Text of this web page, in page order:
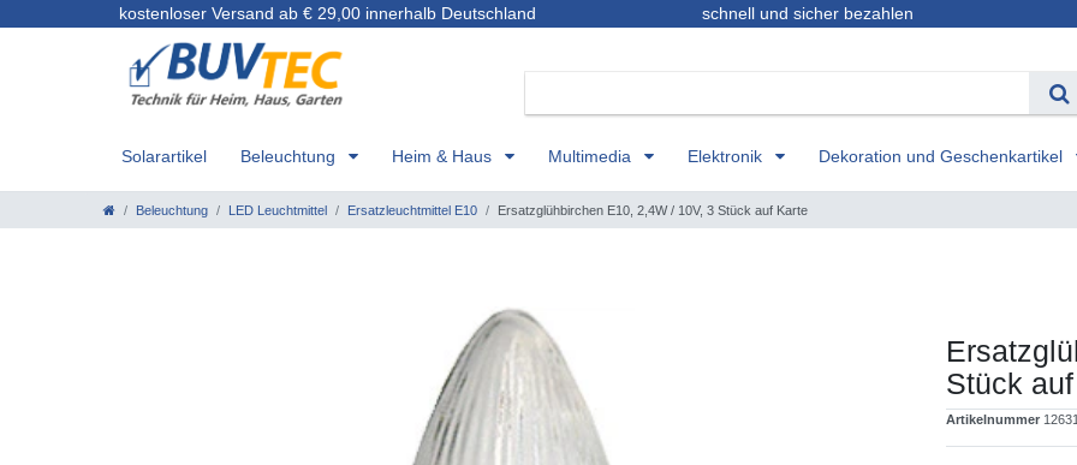
kostenloser Versand ab € 29,00 innerhalb Deutschland schnell und sicher bezahlen
Solarartikel Beleuchtung Heim & Haus Multimedia Elektronik Dekoration und Geschenkartikel
Beleuchtung LED Leuchtmittel Ersatzleuchtmittel E10 Ersatzglühbirchen E10, 2,4W / 10V, 3 Stück auf Karte
Stück
Artikelnummer